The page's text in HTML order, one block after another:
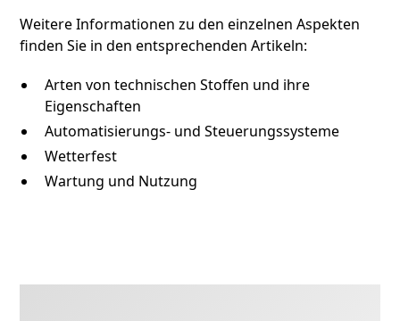
Weitere Informationen zu den einzelnen Aspekten
finden Sie in den entsprechenden Artikeln:
Arten von technischen Stoffen und ihre
Eigenschaften
Automatisierungs- und Steuerungssysteme
Wetterfest
Wartung und Nutzung